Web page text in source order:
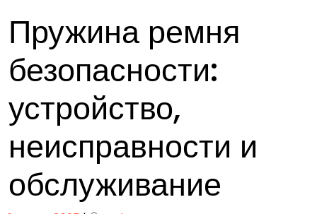
Пружина ремня
безопасности:
устройство,
неисправности и
обслуживание